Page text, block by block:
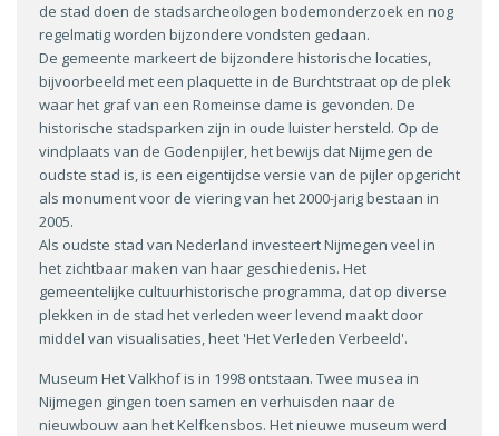
de stad doen de stadsarcheologen bodemonderzoek en nog
regelmatig worden bijzondere vondsten gedaan.
De gemeente markeert de bijzondere historische locaties,
bijvoorbeeld met een plaquette in de Burchtstraat op de plek
waar het graf van een Romeinse dame is gevonden. De
historische stadsparken zijn in oude luister hersteld. Op de
vindplaats van de Godenpijler, het bewijs dat Nijmegen de
oudste stad is, is een eigentijdse versie van de pijler opgericht
als monument voor de viering van het 2000-jarig bestaan in
2005.
Als oudste stad van Nederland investeert Nijmegen veel in
het zichtbaar maken van haar geschiedenis. Het
gemeentelijke cultuurhistorische programma, dat op diverse
plekken in de stad het verleden weer levend maakt door
middel van visualisaties, heet 'Het Verleden Verbeeld'.
Museum Het Valkhof is in 1998 ontstaan. Twee musea in
Nijmegen gingen toen samen en verhuisden naar de
nieuwbouw aan het Kelfkensbos. Het nieuwe museum werd